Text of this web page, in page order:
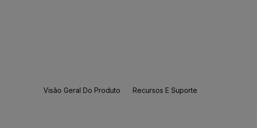
Visão Geral Do Produto Recursos E Suporte